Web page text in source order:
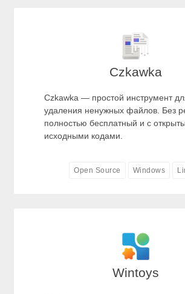
Czkawka
Czkawka — простой инструмент
удаления ненужных файлов. Без
полностью бесплатный и с
исходными кодами.
Open Source Windows
Wintoys